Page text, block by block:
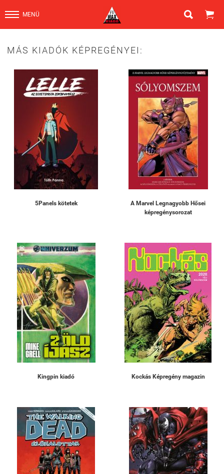
MENÜ  
MÁS KIADÓK KÉPREGÉNYEI:
5Panels kötetek
A Marvel Legnagyobb Hősei
képregénysorozat
Kingpin kiadó Kockás Képregény magazin